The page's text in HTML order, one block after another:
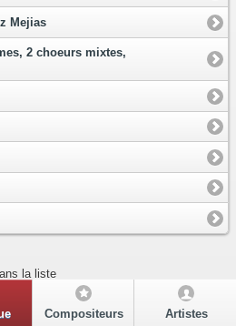
Mejias
2 choeurs mixtes,
la liste
Compositeurs Artistes